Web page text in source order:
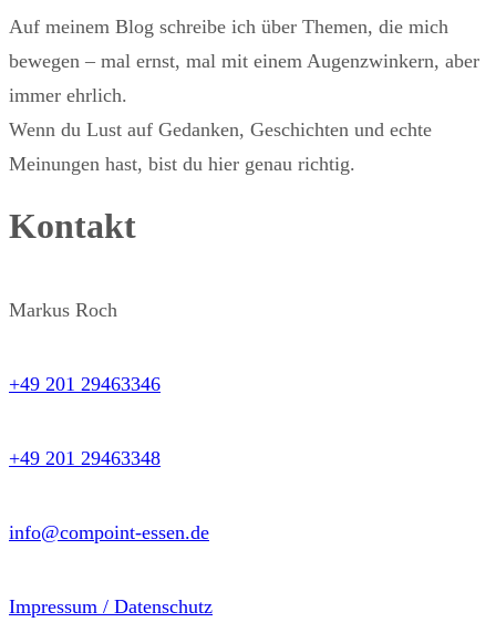
Auf meinem Blog schreibe ich über Themen, die mich
bewegen – mal ernst, mal mit einem Augenzwinkern, aber
immer ehrlich.
Wenn du Lust auf Gedanken, Geschichten und echte
Meinungen hast, bist du hier genau richtig.
Kontakt
Markus Roch
+49 201 29463346
+49 201 29463348
info@compoint-essen.de
Impressum / Datenschutz